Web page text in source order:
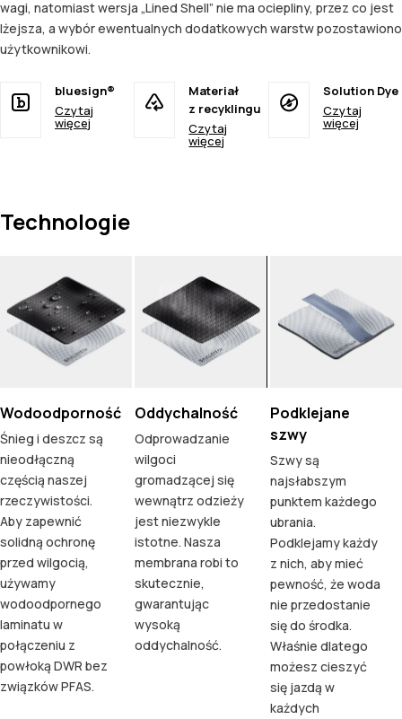
wagi, natomiast wersja „Lined Shell” nie ma ociepliny, przez co jest
lżejsza, a wybór ewentualnych dodatkowych warstw pozostawiono
użytkownikowi.
bluesign®
Czytaj
więcej
Materiał
z recyklingu
Czytaj
więcej
Solution Dye
Czytaj
więcej
Technologie
Wodoodporność
Śnieg i deszcz są
nieodłączną
częścią naszej
rzeczywistości.
Aby zapewnić
solidną ochronę
przed wilgocią,
używamy
wodoodpornego
laminatu w
połączeniu z
powłoką DWR bez
związków PFAS.
Oddychalność
Odprowadzanie
wilgoci
gromadzącej się
wewnątrz odzieży
jest niezwykle
istotne. Nasza
membrana robi to
skutecznie,
gwarantując
wysoką
oddychalność.
Podklejane
szwy
Szwy są
najsłabszym
punktem każdego
ubrania.
Podklejamy każdy
z nich, aby mieć
pewność, że woda
nie przedostanie
się do środka.
Właśnie dlatego
możesz cieszyć
się jazdą w
każdych